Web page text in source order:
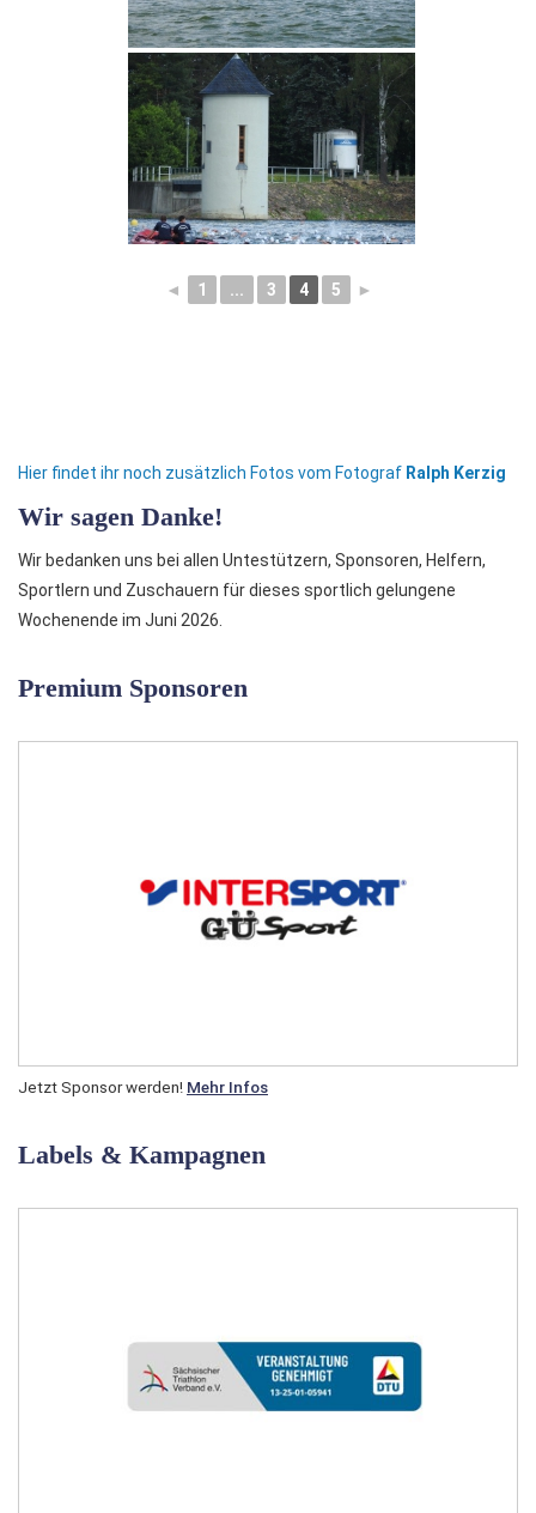
◄ 1 ... 3 4 5 ►
Hier findet ihr noch zusätzlich Fotos vom Fotograf Ralph Kerzig
Wir sagen Danke!
Wir bedanken uns bei allen Untestützern, Sponsoren, Helfern,
Sportlern und Zuschauern für dieses sportlich gelungene
Wochenende im Juni 2026.
Premium Sponsoren
Jetzt Sponsor werden! Mehr Infos
Labels & Kampagnen